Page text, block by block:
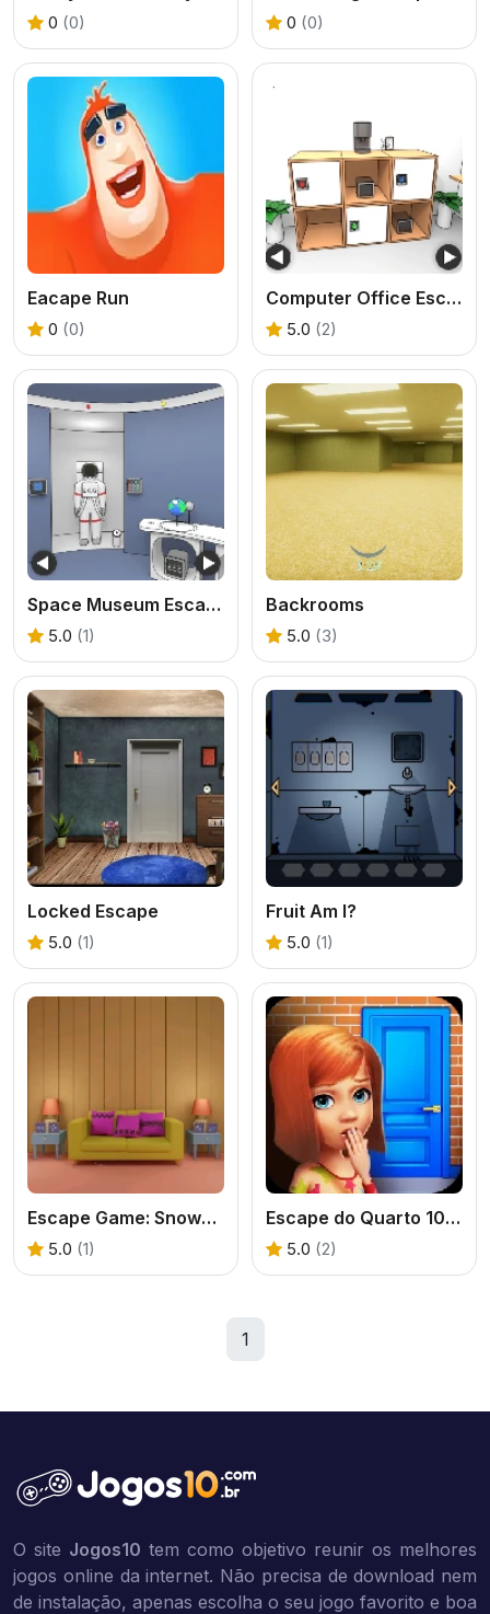
0 (0) 0 (0)
Eacape Run
0 (0)
Computer Office Escape
5.0 (2)
Space Museum Escape
5.0 (1)
Backrooms
5.0 (3)
Locked Escape
5.0 (1)
Fruit Am I?
5.0 (1)
Escape Game: Snowman
5.0 (1)
Escape do Quarto 100 portas
5.0 (2)
1
O site Jogos10 tem como objetivo reunir os melhores
jogos online da internet. Não precisa de download nem
de instalação, apenas escolha o seu jogo favorito e boa